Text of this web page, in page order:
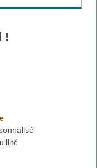
!